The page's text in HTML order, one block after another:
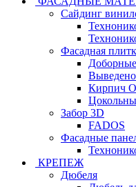
Сайдинг
Фасадная
Выведено
Кирпич
Забор 3D
FADOS
Фасадные
КРЕПЕЖ
Дюбеля